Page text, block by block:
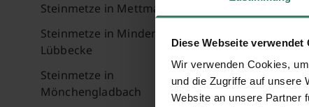
Diese Webseite verwendet
Wir verwenden Cookies,
und die Zugriffe auf unsere
Website an unsere Partner
Steinmetze in Mettmann
Steinmetze in Minden-
Lübbecke
Steinmetze in
Mönchengladbach